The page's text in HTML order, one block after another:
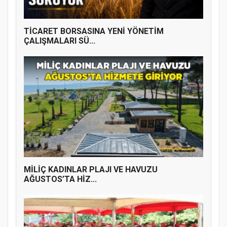
TİCARET BORSASINA YENİ YÖNETİM
ÇALIŞMALARI SÜ...
MİLİÇ KADINLAR PLAJI VE HAVUZU
AĞUSTOS’TA HİZ...